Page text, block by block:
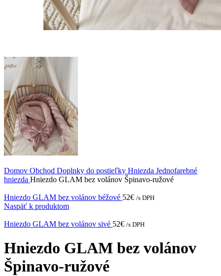
Domov Obchod Doplnky do postieľky Hniezda Jednofarebné
hniezda Hniezdo GLAM bez volánov Špinavo-ružové
Hniezdo GLAM bez volánov béžové 52€ /s DPH
Naspäť k produktom
Hniezdo GLAM bez volánov sivé 52€ /s DPH
Hniezdo GLAM bez volánov
Špinavo-ružové